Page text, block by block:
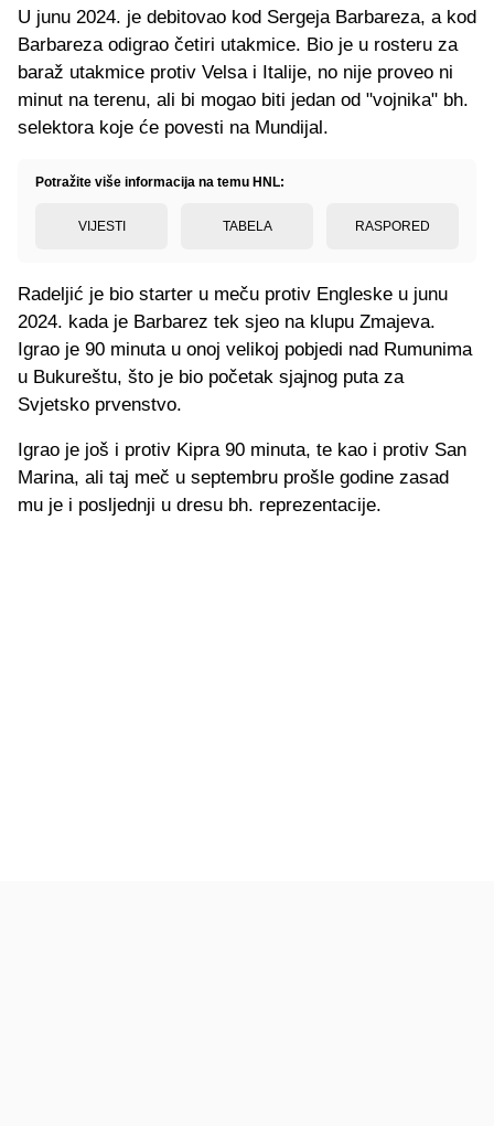
U junu 2024. je debitovao kod Sergeja Barbareza, a kod
Barbareza odigrao četiri utakmice. Bio je u rosteru za
baraž utakmice protiv Velsa i Italije, no nije proveo ni
minut na terenu, ali bi mogao biti jedan od "vojnika" bh.
selektora koje će povesti na Mundijal.
Potražite više informacija na temu HNL:
VIJESTI TABELA RASPORED
Radeljić je bio starter u meču protiv Engleske u junu
2024. kada je Barbarez tek sjeo na klupu Zmajeva.
Igrao je 90 minuta u onoj velikoj pobjedi nad Rumunima
u Bukureštu, što je bio početak sjajnog puta za
Svjetsko prvenstvo.
Igrao je još i protiv Kipra 90 minuta, te kao i protiv San
Marina, ali taj meč u septembru prošle godine zasad
mu je i posljednji u dresu bh. reprezentacije.